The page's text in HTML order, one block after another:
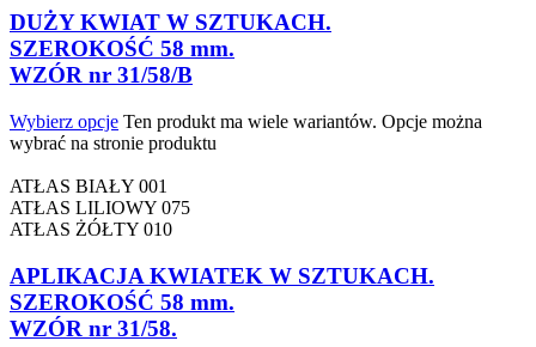
DUŻY KWIAT W SZTUKACH.
SZEROKOŚĆ 58 mm.
WZÓR nr 31/58/B
Wybierz opcje Ten produkt ma wiele wariantów. Opcje można
wybrać na stronie produktu
ATŁAS BIAŁY 001
ATŁAS LILIOWY 075
ATŁAS ŻÓŁTY 010
APLIKACJA KWIATEK W SZTUKACH.
SZEROKOŚĆ 58 mm.
WZÓR nr 31/58.